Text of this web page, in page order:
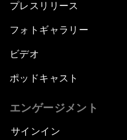
プレスリリース
フォトギャラリー
ビデオ
ポッドキャスト
エンゲージメント
サインイン